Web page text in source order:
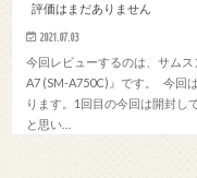
評価はまだありません
2021.07.03
今回レビューするのは、サム
A7 (SM-A750C)』です。 今回
ります。1回目の今回は開封し
と思い…